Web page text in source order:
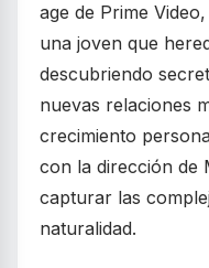
age de Prime
una joven que
descubriendo
nuevas relaciones
crecimiento
con la dirección de
capturar las
naturalidad.